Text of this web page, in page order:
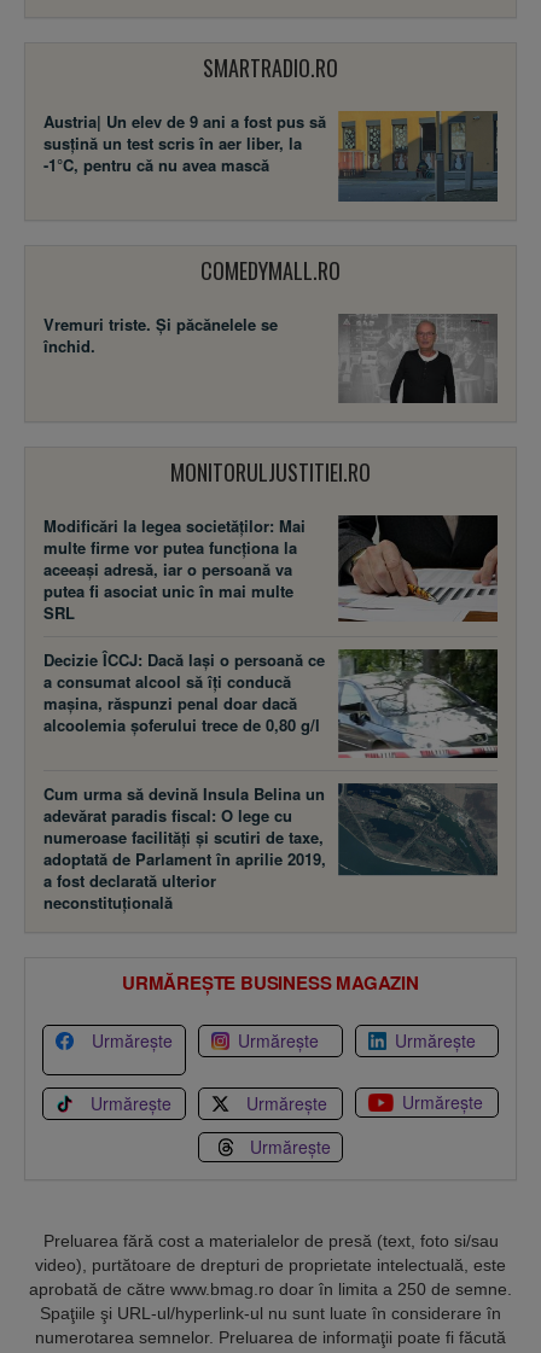
SMARTRADIO.RO
Austria| Un elev de 9 ani a fost pus să
susţină un test scris în aer liber, la
-1°C, pentru că nu avea mască
COMEDYMALL.RO
Vremuri triste. Şi păcănelele se
închid.
MONITORULJUSTITIEI.RO
Modificări la legea societăţilor: Mai
multe firme vor putea funcţiona la
aceeaşi adresă, iar o persoană va
putea fi asociat unic în mai multe
SRL
Decizie ÎCCJ: Dacă laşi o persoană ce
a consumat alcool să îţi conducă
maşina, răspunzi penal doar dacă
alcoolemia şoferului trece de 0,80 g/l
Cum urma să devină Insula Belina un
adevărat paradis fiscal: O lege cu
numeroase facilităţi şi scutiri de taxe,
adoptată de Parlament în aprilie 2019,
a fost declarată ulterior
neconstituţională
URMĂREȘTE BUSINESS MAGAZIN
Urmărește Urmărește Urmărește
Urmărește Urmărește
Urmărește
Urmărește
Preluarea fără cost a materialelor de presă (text, foto si/sau
video), purtătoare de drepturi de proprietate intelectuală, este
aprobată de către www.bmag.ro doar în limita a 250 de semne.
Spaţiile şi URL-ul/hyperlink-ul nu sunt luate în considerare în
numerotarea semnelor. Preluarea de informaţii poate fi făcută